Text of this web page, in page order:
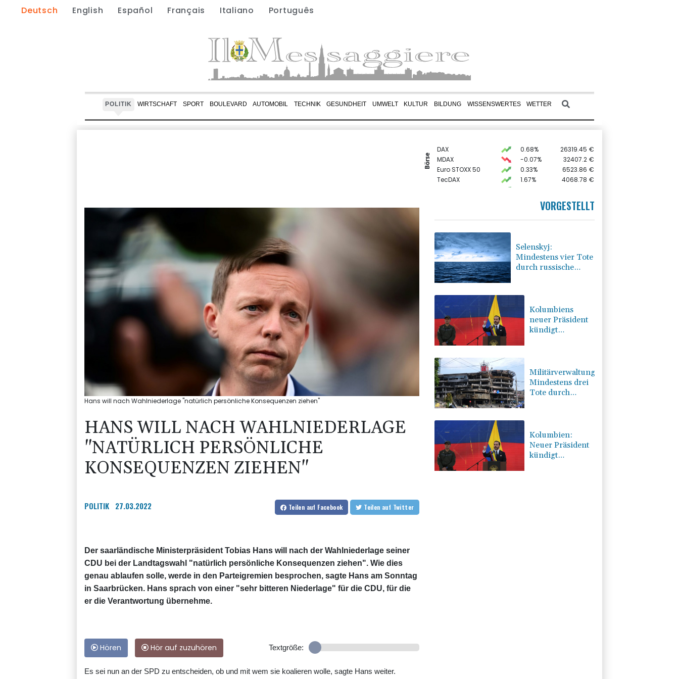
Deutsch English Español Français Italiano Português
POLITIK WIRTSCHAFT SPORT BOULEVARD AUTOMOBIL TECHNIK GESUNDHEIT UMWELT KULTUR BILDUNG WISSENSWERTES WETTER
Börse
DAX 0.68% 26319.45 €
MDAX
-0.07% 32407.2 €
Euro STOXX 50
0.33% 6523.86 €
TecDAX
1.67% 4068.78 €
4399.7 $
1.1562 $
Hans will nach Wahlniederlage "natürlich persönliche Konsequenzen ziehen"
HANS WILL NACH WAHLNIEDERLAGE
"NATÜRLICH PERSÖNLICHE
KONSEQUENZEN ZIEHEN"
POLITIK 27.03.2022 Teilen auf Facebook Teilen auf Twitter
Der saarländische Ministerpräsident Tobias Hans will nach der Wahlniederlage seiner
CDU bei der Landtagswahl "natürlich persönliche Konsequenzen ziehen". Wie dies
genau ablaufen solle, werde in den Parteigremien besprochen, sagte Hans am Sonntag
in Saarbrücken. Hans sprach von einer "sehr bitteren Niederlage" für die CDU, für die
er die Verantwortung übernehme.
Hören Hör auf zuzuhören Textgröße:
Es sei nun an der SPD zu entscheiden, ob und mit wem sie koalieren wolle, sagte Hans weiter.
VORGESTELLT
Selenskyj:
Mindestens vier Tote
durch russische
Kolumbiens
neuer Präsident
kündigt
Militärverwaltung:
Mindestens drei
Tote durch
Kolumbien:
Neuer Präsident
kündigt